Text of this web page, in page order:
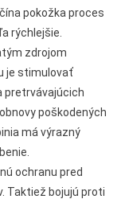
pokožka proces
rýchlejšie.
zdrojom
je stimulovať
pretrvávajúcich
poškodených
má výrazný
ochranu pred
Taktiež bojujú proti